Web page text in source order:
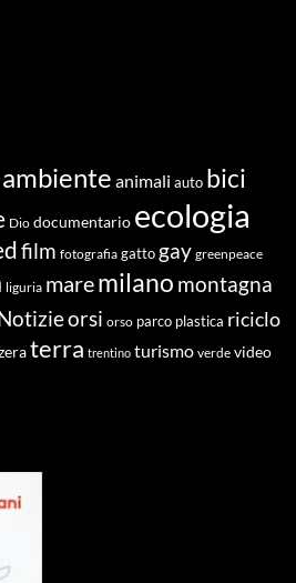
ambiente animali auto bici
Dio documentario ecologia
film fotografia gatto gay greenpeace
liguria maremilano montagna
orsi orso parco plastica riciclo
terra trentino turismo verde video